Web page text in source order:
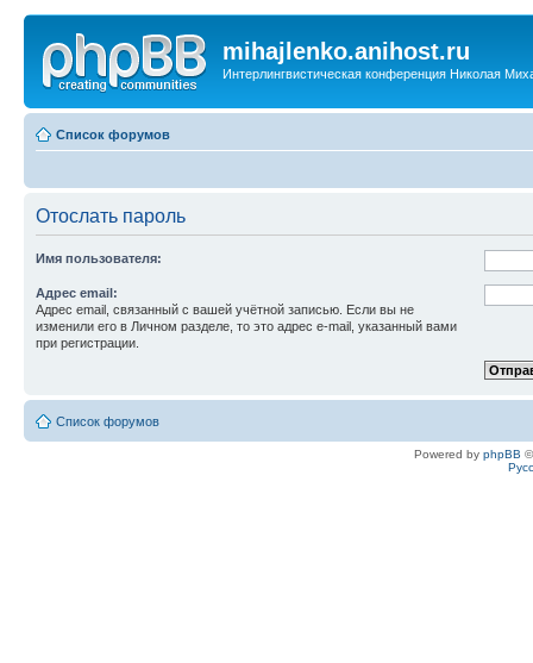
mihajlenko.anihost.ru
Интерлингвистическая конференция Николая
Список форумов
Отослать пароль
Имя пользователя:
Адрес email:
Адрес email, связанный с вашей учётной записью. Если вы не
изменили его в Личном разделе, то это адрес e-mail, указанный вами
при регистрации.
Список форумов
Powered by phpBB